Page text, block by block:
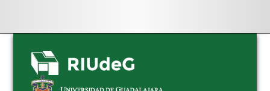
Skip
navigation